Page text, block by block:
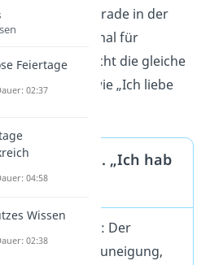
Doch gerade in der
er manchmal für
, da er nicht die gleiche
vermittelt, wie „Ich liebe
liebe dich“ vs. „Ich hab
lieb“
: Der
Ausdruck zeigt Zuneigung,
Feiertage
02:37
04:58
Wissen
02:38